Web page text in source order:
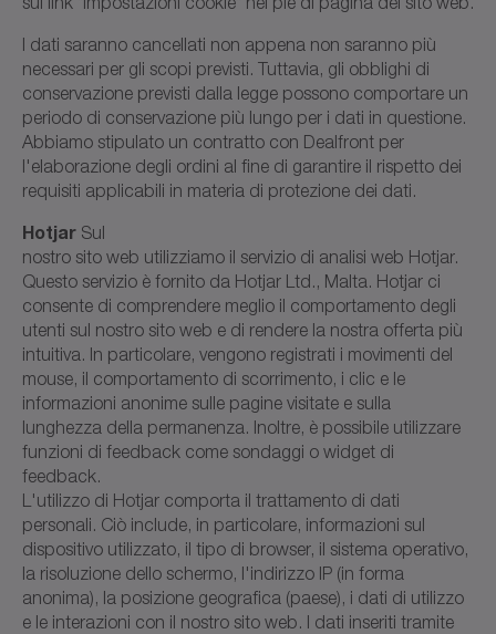
I dati saranno cancellati non appena non saranno più
necessari per gli scopi previsti. Tuttavia, gli obblighi di
conservazione previsti dalla legge possono comportare un
periodo di conservazione più lungo per i dati in questione.
Abbiamo stipulato un contratto con Dealfront per
l'elaborazione degli ordini al fine di garantire il rispetto dei
requisiti applicabili in materia di protezione dei dati.
Hotjar Sul
nostro sito web utilizziamo il servizio di analisi web Hotjar.
Questo servizio è fornito da Hotjar Ltd., Malta. Hotjar ci
consente di comprendere meglio il comportamento degli
utenti sul nostro sito web e di rendere la nostra offerta più
intuitiva. In particolare, vengono registrati i movimenti del
mouse, il comportamento di scorrimento, i clic e le
informazioni anonime sulle pagine visitate e sulla
lunghezza della permanenza. Inoltre, è possibile utilizzare
funzioni di feedback come sondaggi o widget di
feedback.
L'utilizzo di Hotjar comporta il trattamento di dati
personali. Ciò include, in particolare, informazioni sul
dispositivo utilizzato, il tipo di browser, il sistema operativo,
la risoluzione dello schermo, l'indirizzo IP (in forma
anonima), la posizione geografica (paese), i dati di utilizzo
e le interazioni con il nostro sito web. I dati inseriti tramite